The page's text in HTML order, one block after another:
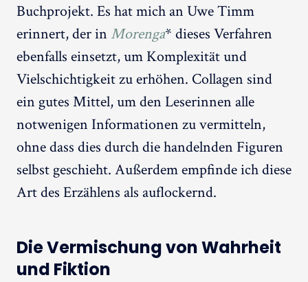
Buchprojekt. Es hat mich an Uwe Timm
erinnert, der in Morenga* dieses Verfahren
ebenfalls einsetzt, um Komplexität und
Vielschichtigkeit zu erhöhen. Collagen sind
ein gutes Mittel, um den Leserinnen alle
notwenigen Informationen zu vermitteln,
ohne dass dies durch die handelnden Figuren
selbst geschieht. Außerdem empfinde ich diese
Art des Erzählens als auflockernd.
Die Vermischung von Wahrheit
und Fiktion